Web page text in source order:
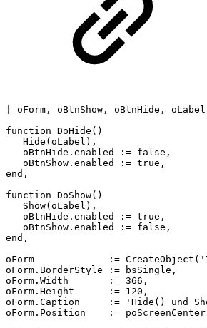
oForm, oBtnShow, oBtnHide, oLabel
function DoHide()
Hide(oLabel),
oBtnHide.enabled
:= false,
oBtnShow.enabled
:= true,
end,
function DoShow()
Show(oLabel),
oBtnHide.enabled
:= true,
oBtnShow.enabled
:= false,
end,
oForm
:=
oForm.BorderStyle
:=
bsSingle,
oForm.Width
:= 366,
oForm.Height
:= 120,
oForm.Caption
:= 'Hide() und
oForm.Position
:=